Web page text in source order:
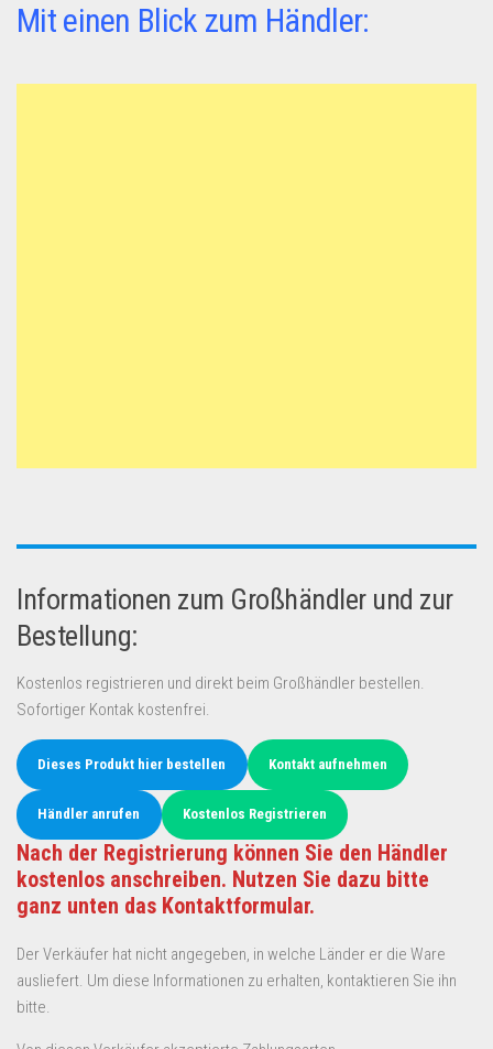
Mit einen Blick zum Händler:
Informationen zum Großhändler und zur
Bestellung:
Kostenlos registrieren und direkt beim Großhändler bestellen.
Sofortiger Kontak kostenfrei.
Dieses Produkt hier bestellen Kontakt aufnehmen
Händler anrufen Kostenlos Registrieren
Nach der Registrierung können Sie den Händler
kostenlos anschreiben. Nutzen Sie dazu bitte
ganz unten das Kontaktformular.
Der Verkäufer hat nicht angegeben, in welche Länder er die Ware
ausliefert. Um diese Informationen zu erhalten, kontaktieren Sie ihn
bitte.